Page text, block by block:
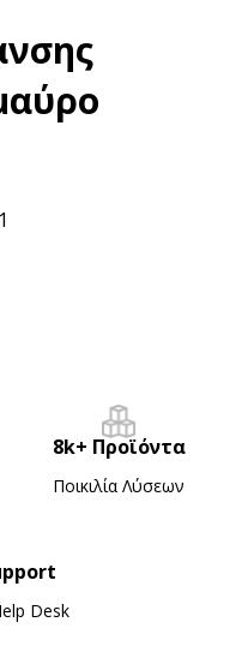
8k+ Προϊόντα
Ποικιλία Λύσεων
Desk